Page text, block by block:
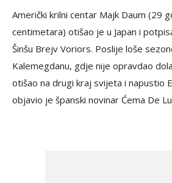
Američki krilni centar Majk Daum (29
centimetara) otišao je u Japan i
Šinšu Brejv Voriors. Poslije loše
Kalemegdanu, gdje nije opravdao
otišao na drugi kraj svijeta i napustio
objavio je španski novinar Ćema De